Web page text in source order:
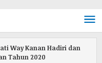
Way Kanan Hadiri dan
Tahun 2020